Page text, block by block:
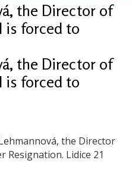
the Director of
is forced to
the Director of
is forced to
the Director
Resignation. Lidice 21